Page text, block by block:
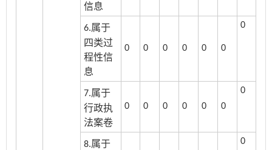
信息
6.属于
四类过
程性信
息
0 0 0 0 0 0
0
7.属于
行政执
法案卷
0 0 0 0 0 0
0
8.属于
0